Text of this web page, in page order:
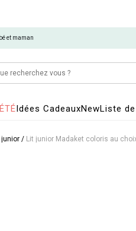
et maman
Idées CadeauxNewListe
junior / Lit junior Madaket coloris au